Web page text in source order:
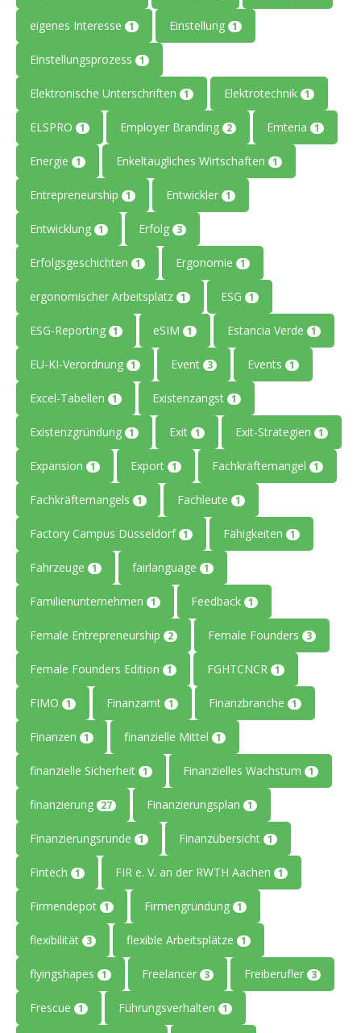
eigenes Interesse 1 Einstellung 1
Einstellungsprozess 1
Elektronische Unterschriften 1 Elektrotechnik 1
ELSPRO 1 Employer Branding 2 Emteria 1
Energie 1 Enkeltaugliches Wirtschaften 1
Entrepreneurship 1 Entwickler 1
Entwicklung 1 Erfolg 3
Erfolgsgeschichten 1 Ergonomie 1
ergonomischer Arbeitsplatz 1 ESG 1
ESG-Reporting 1 eSIM 1 Estancia Verde 1
EU-KI-Verordnung 1 Event 3 Events 1
Excel-Tabellen 1 Existenzangst 1
Existenzgründung 1 Exit 1 Exit-Strategien 1
Expansion 1 Export 1 Fachkräftemangel 1
Fachkräftemangels 1 Fachleute 1
Factory Campus Düsseldorf 1 Fähigkeiten 1
Fahrzeuge 1 fairlanguage 1
Familienunternehmen 1 Feedback 1
Female Entrepreneurship 2 Female Founders 3
Female Founders Edition 1 FGHTCNCR 1
FIMO 1 Finanzamt 1 Finanzbranche 1
Finanzen 1 finanzielle Mittel 1
finanzielle Sicherheit 1 Finanzielles Wachstum 1
finanzierung 27 Finanzierungsplan 1
Finanzierungsrunde 1 Finanzübersicht 1
Fintech 1 FIR e. V. an der RWTH Aachen 1
Firmendepot 1 Firmengründung 1
flexibilität 3 flexible Arbeitsplätze 1
flyingshapes 1 Freelancer 3 Freiberufler 3
Frescue 1 Führungsverhalten 1